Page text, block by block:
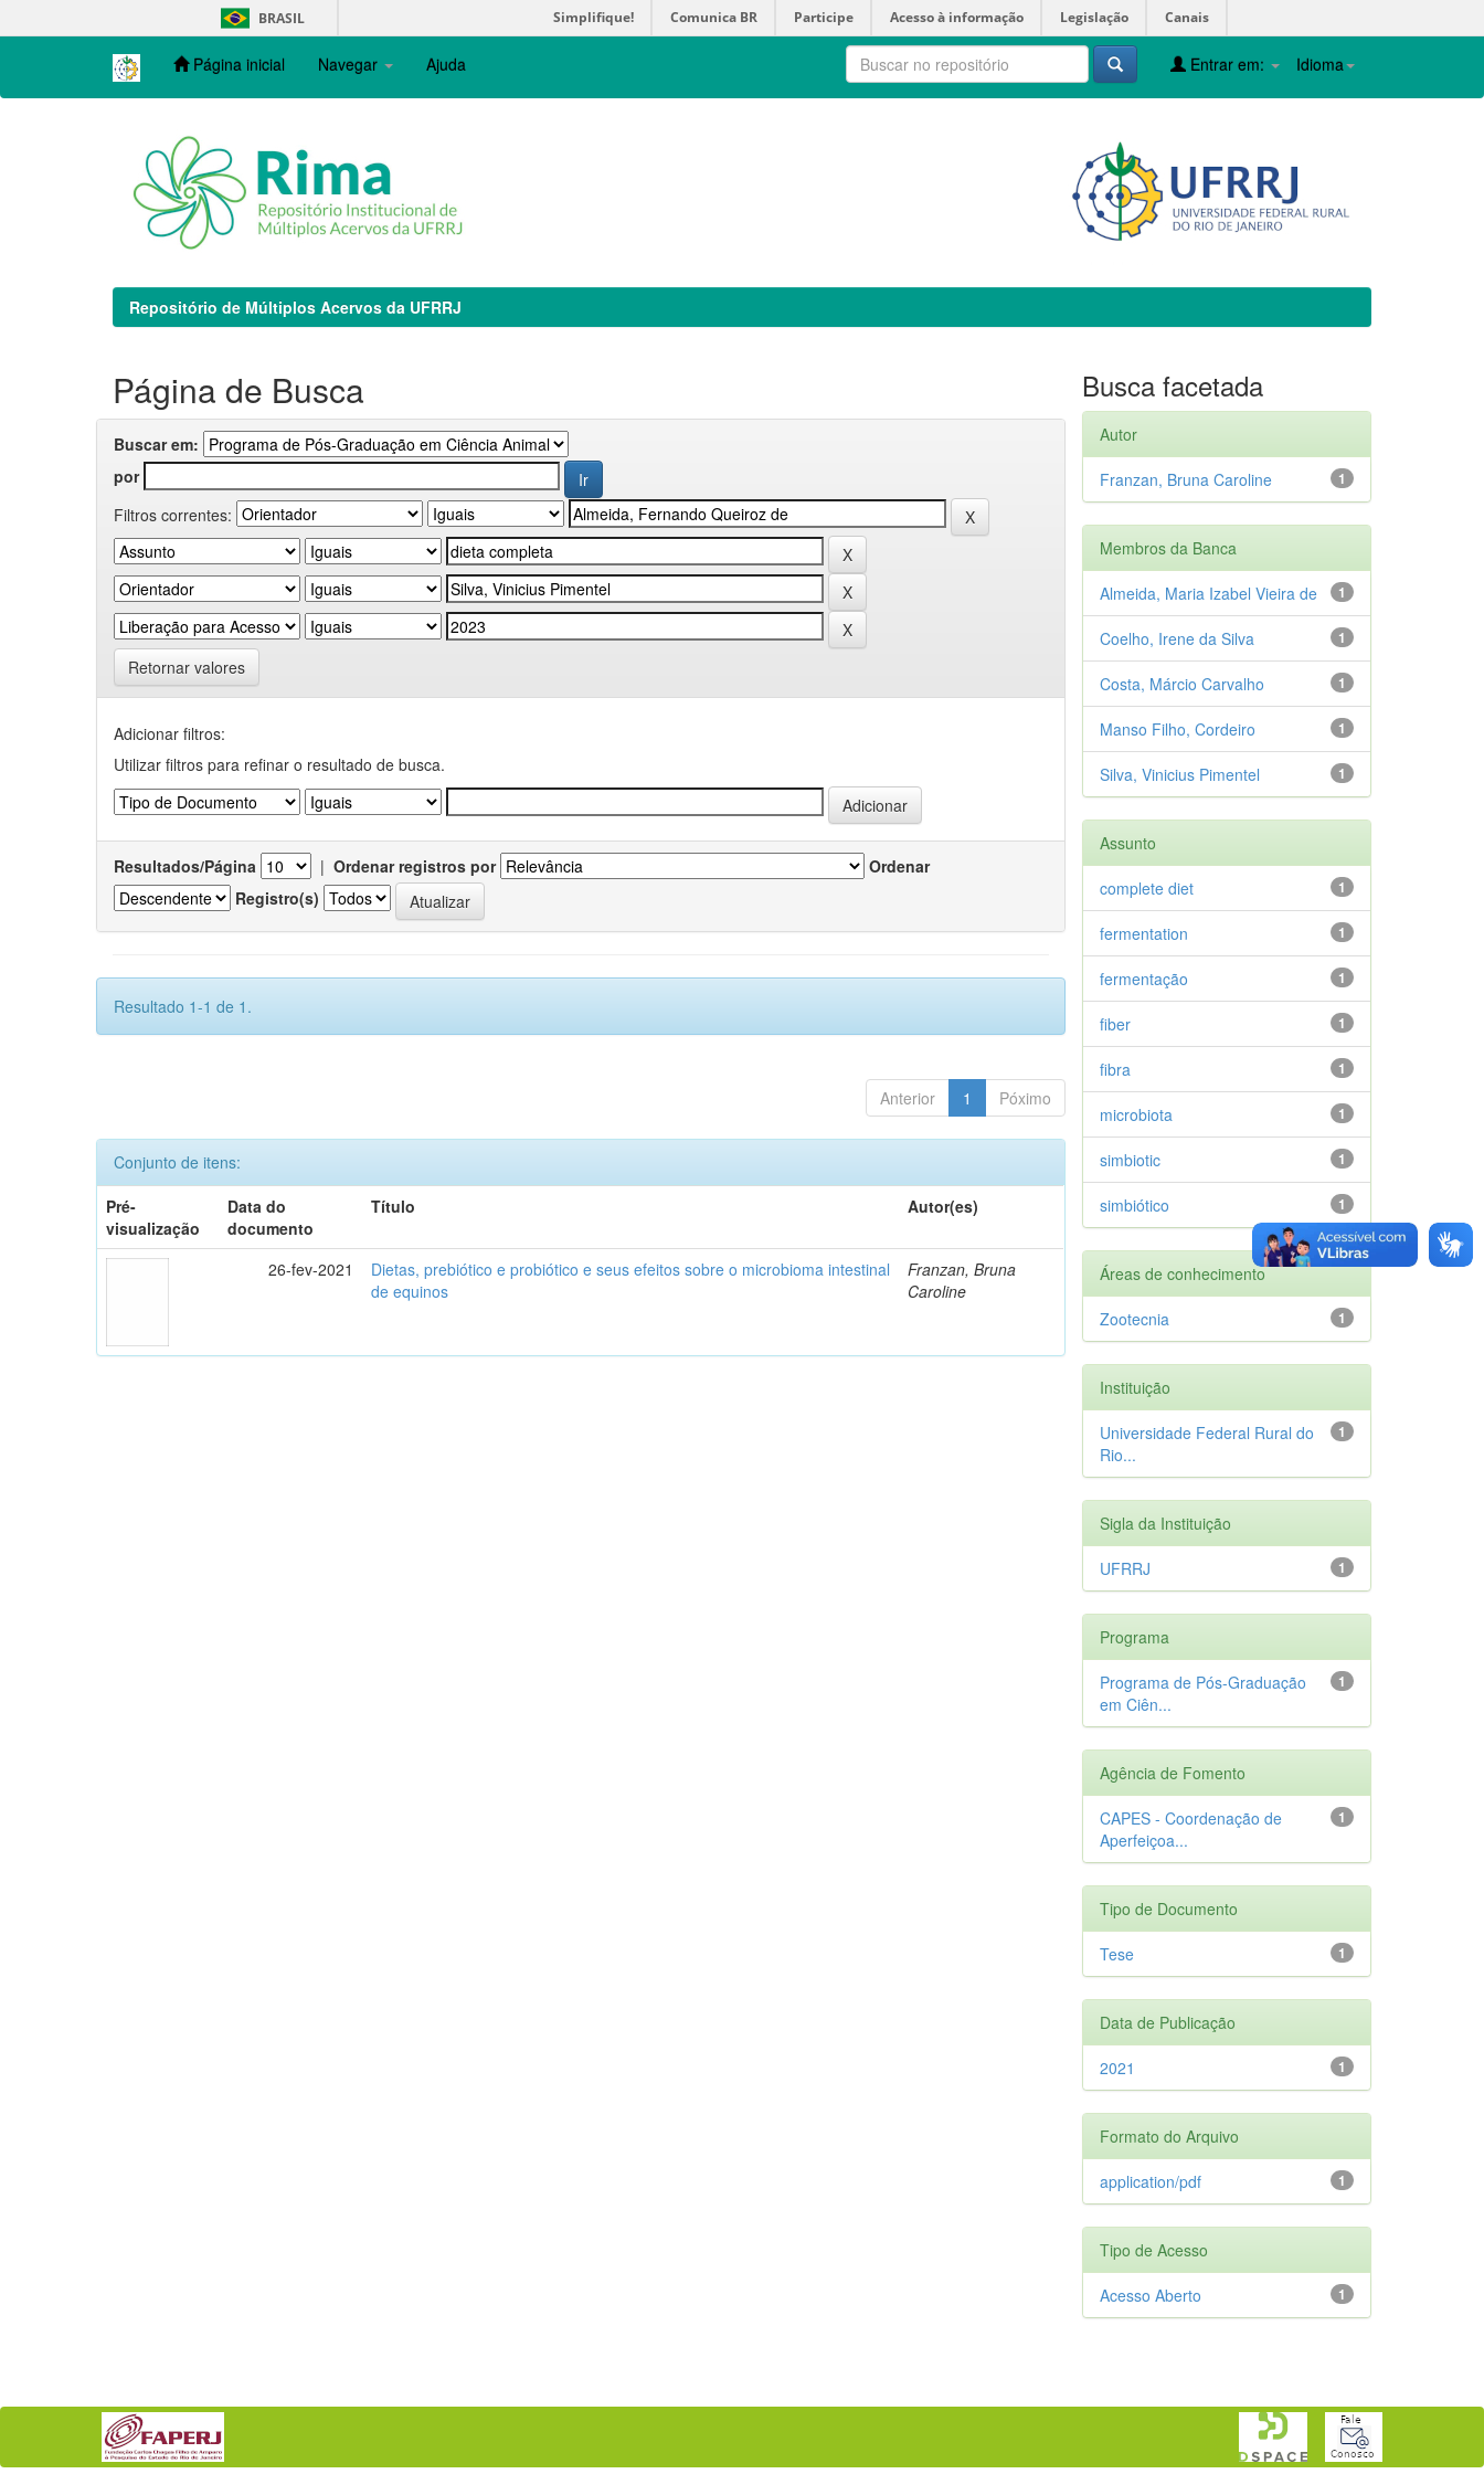
navigation
BRASIL Simplifique! Comunica BR Participe Acesso à informação Legislação Canais
Página inicial Navegar Ajuda Idioma
Entrar em:
Repositório de Múltiplos Acervos da UFRRJ
Página de Busca
Buscar em:
por
Filtros correntes:
Retornar valores
Adicionar filtros:
Utilizar filtros para refinar o resultado de busca.
Resultados/Página | Ordenar registros por
Ordenar
Registro(s)
Resultado 1-1 de 1.
Anterior 1 Póximo
Conjunto de itens:
Pré-
visualização
Data do
documento
Título Autor(es)
26-fev-2021
Dietas, prebiótico e probiótico e seus efeitos sobre o microbioma intestinal
de equinos
Franzan, Bruna
Caroline
Busca facetada
Autor
1
Franzan, Bruna Caroline
Membros da Banca
1
Almeida, Maria Izabel Vieira de
1
Coelho, Irene da Silva
1
Costa, Márcio Carvalho
1
Manso Filho, Cordeiro
1
Silva, Vinicius Pimentel
Assunto
1
complete diet
1
fermentation
1
fermentação
1
fiber
1
fibra
1
microbiota
1
simbiotic
1
simbiótico
Áreas de conhecimento
1
Zootecnia
Instituição
1
Universidade Federal Rural do
Rio...
Sigla da Instituição
1
UFRRJ
Programa
1
Programa de Pós-Graduação
em Ciên...
Agência de Fomento
1
CAPES - Coordenação de
Aperfeiçoa...
Tipo de Documento
1
Tese
Data de Publicação
1
2021
Formato do Arquivo
1
application/pdf
Tipo de Acesso
1
Acesso Aberto